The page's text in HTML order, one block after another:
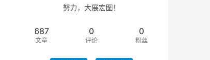
努力，大展宏图！
687
文章
0
评论
0
粉丝